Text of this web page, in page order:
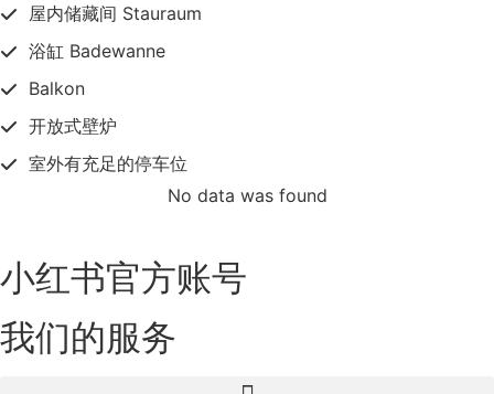
屋内储藏间 Stauraum
浴缸 Badewanne
Balkon
开放式壁炉
室外有充足的停车位
No data was found
小红书官方账号
我们的服务